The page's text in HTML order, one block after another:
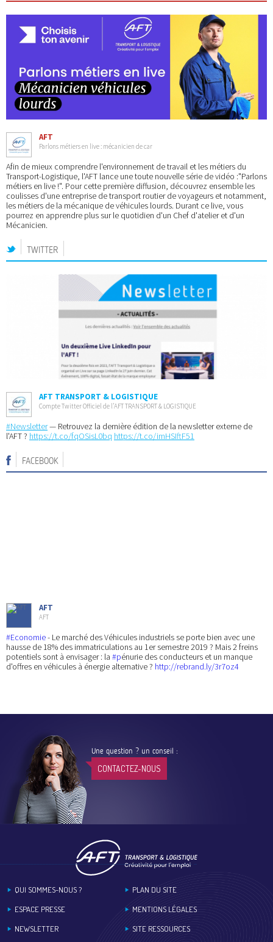
AFT
Parlons métiers en live : mécanicien de car
Afin de mieux comprendre l'environnement de travail et les métiers du
Transport-Logistique, l'AFT lance une toute nouvelle série de vidéo :"Parlons
métiers en live !". Pour cette première diffusion, découvrez ensemble les
coulisses d'une entreprise de transport routier de voyageurs et notamment,
les métiers de la mécanique de véhicules lourds. Durant ce live, vous
pourrez en apprendre plus sur le quotidien d'un Chef d'atelier et d'un
Mécanicien.
TWITTER
AFT TRANSPORT & LOGISTIQUE
Compte Twitter Officiel de l’AFT TRANSPORT & LOGISTIQUE
#Newsletter— Retrouvez la dernière édition de la newsletter externe de
l'AFT ? https://t.co/fqOSisL0bq https://t.co/imHSIftF51
FACEBOOK
AFT
AFT
#Economie- Le marché des Véhicules industriels se porte bien avec une
hausse de 18% des immatriculations au 1er semestre 2019 ? Mais 2 freins
potentiels sont à envisager : la #pénurie des conducteurs et un manque
d'offres en véhicules à énergie alternative ? http://rebrand.ly/3r7oz4
Une question ? un conseil :
CONTACTEZ-NOUS
QUI SOMMES-NOUS ?
ESPACE PRESSE
NEWSLETTER
PLAN DU SITE
MENTIONS LÉGALES
SITE RESSOURCES